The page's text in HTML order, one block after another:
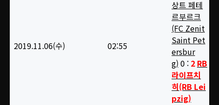
2019.11.06(수) 02:55
상트 페테
르부르크
(FC Zenit
Saint Pet
ersbur
g) 0 : 2 RB
라이프치
히(RB Lei
pzig)